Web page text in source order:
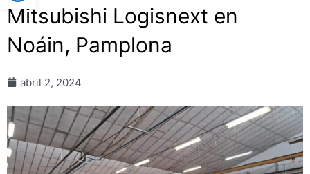
Mitsubishi Logisnext en
Noáin, Pamplona
abril 2, 2024